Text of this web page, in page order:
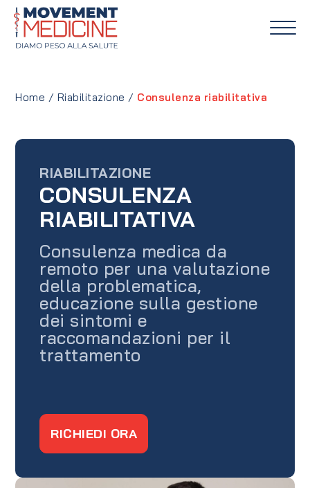
Home / Riabilitazione / Consulenza riabilitativa
RIABILITAZIONE
CONSULENZA
RIABILITATIVA
Consulenza medica da
remoto per una valutazione
della problematica,
educazione sulla gestione
dei sintomi e
raccomandazioni per il
trattamento
RICHIEDI ORA